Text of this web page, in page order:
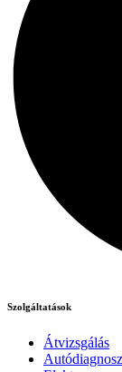
Szolgáltatások
Átvizsgálás